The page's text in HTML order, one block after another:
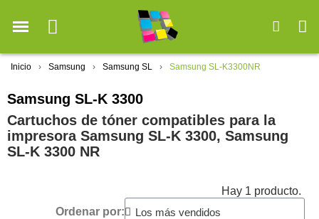
Inicio Samsung Samsung SL Samsung SL-K3300NR
Samsung SL-K 3300
Cartuchos de tóner compatibles para la
impresora Samsung SL-K 3300, Samsung
SL-K 3300 NR
Hay 1 producto.
Ordenar por: